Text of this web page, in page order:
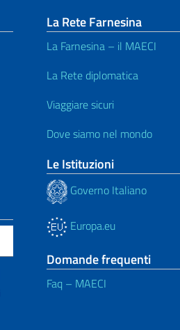
La Rete Farnesina
La Farnesina – il MAECI
La Rete diplomatica
Viaggiare sicuri
Dove siamo nel mondo
Le Istituzioni
Governo Italiano
Europa.eu
Domande frequenti
Faq – MAECI